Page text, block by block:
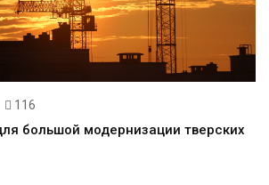
116
большой модернизации тверских